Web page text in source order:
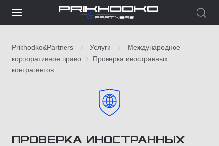
Prikhodko&Partners Услуги
Международное
корпоративное право
Проверка иностранных
контрагентов
ПРОВЕРКА ИНОСТРАННЫХ